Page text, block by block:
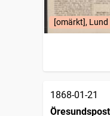
[omärkt], Lund
1868-01-21